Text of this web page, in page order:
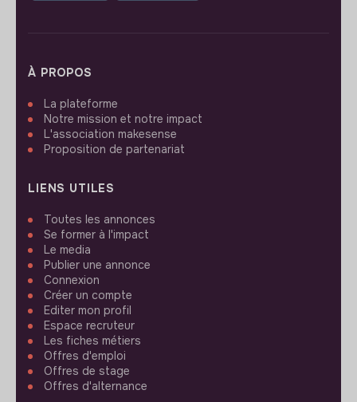
À PROPOS
La plateforme
Notre mission et notre impact
L'association makesense
Proposition de partenariat
LIENS UTILES
Toutes les annonces
Se former à l'impact
Le media
Publier une annonce
Connexion
Créer un compte
Editer mon profil
Espace recruteur
Les fiches métiers
Offres d'emploi
Offres de stage
Offres d'alternance